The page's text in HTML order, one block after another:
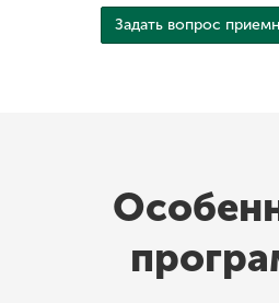
Задать вопрос